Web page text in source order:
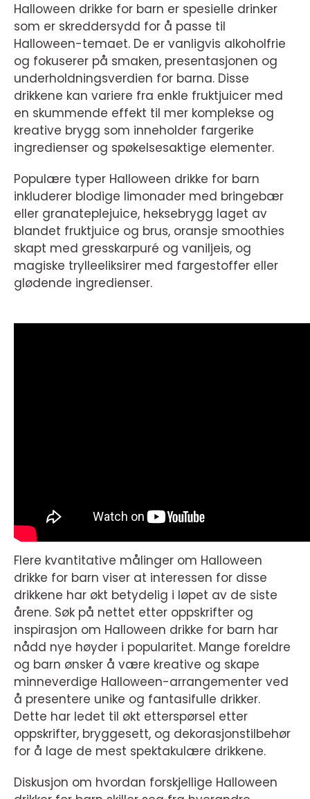
Halloween drikke for barn er spesielle drinker
som er skreddersydd for å passe til
Halloween-temaet. De er vanligvis alkoholfrie
og fokuserer på smaken, presentasjonen og
underholdningsverdien for barna. Disse
drikkene kan variere fra enkle fruktjuicer med
en skummende effekt til mer komplekse og
kreative brygg som inneholder fargerike
ingredienser og spøkelsesaktige elementer.
Populære typer Halloween drikke for barn
inkluderer blodige limonader med bringebær
eller granateplejuice, heksebrygg laget av
blandet fruktjuice og brus, oransje smoothies
skapt med gresskarpuré og vaniljeis, og
magiske trylleeliksirer med fargestoffer eller
glødende ingredienser.
Flere kvantitative målinger om Halloween
drikke for barn viser at interessen for disse
drikkene har økt betydelig i løpet av de siste
årene. Søk på nettet etter oppskrifter og
inspirasjon om Halloween drikke for barn har
nådd nye høyder i popularitet. Mange foreldre
og barn ønsker å være kreative og skape
minneverdige Halloween-arrangementer ved
å presentere unike og fantasifulle drikker.
Dette har ledet til økt etterspørsel etter
oppskrifter, bryggesett, og dekorasjonstilbehør
for å lage de mest spektakulære drikkene.
Diskusjon om hvordan forskjellige Halloween